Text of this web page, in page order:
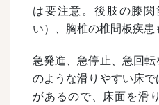
は要注意。後肢の膝
い）、胸椎の椎間板疾患
急発進、急停止、急回
のような滑りやすい床
があるので、床面を滑